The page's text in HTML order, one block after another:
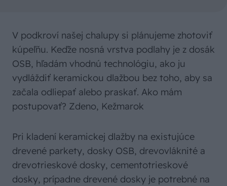
V podkroví našej chalupy si plánujeme zhotoviť
kúpeľňu. Keďže nosná vrstva podlahy je z dosák
OSB, hľadám vhodnú technológiu, ako ju
vydláždiť keramickou dlažbou bez toho, aby sa
začala odliepať alebo praskať. Ako mám
postupovať? Zdeno, Kežmarok
Pri kladení keramickej dlažby na existujúce
drevené parkety, dosky OSB, drevovláknité a
drevotrieskové dosky, cementotrieskové
dosky, prípadne drevené dosky je potrebné na